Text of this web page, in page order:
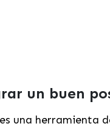
un buen
es una